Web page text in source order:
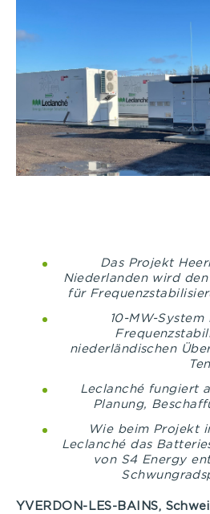
Das Projekt
Niederlanden wird
für
10-MW-
niederländischen
Leclanché fungiert
Planung,
Wie beim Projekt
Leclanché das
von S4 Energy
YVERDON-LES-BAINS,